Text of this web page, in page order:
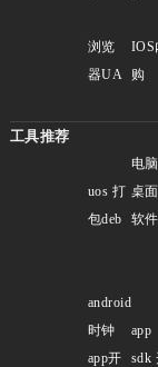
浏览
器UA
IOS
购
工具推荐
uos 打
包deb
电脑
桌面
软件
android
时钟
app开
app
sdk